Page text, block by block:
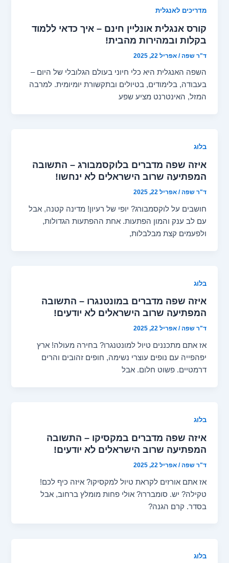
מדריכים לאנגלית
קורס אנגלית אונליין חינם – איך כדאי ללמוד
בקלות ובמהירות מהבית!
ד"ר שפה/אפריל 22, 2025
השפה האנגלית היא כלי חיוני בעולם הגלובלי של היום –
בעבודה, בלימודים, בטיולים ובתקשורת יומיומית. למרבה
המזל, האינטרנט מציע שפע
בלוג
איזה שפה מדברים בלוקסמבורג – התשובה
המפתיעה שרוב הישראלים לא ינחשו!
ד"ר שפה/אפריל 22, 2025
חושבים על לוקסמבורג? יופי של רעיון! מדינה קטנה, אבל
עם לב ענק והמון הפתעות. אחת ההפתעות הגדולות,
ולפעמים קצת מבלבלות,
בלוג
איזה שפה מדברים במונטנגרו – התשובה
המפתיעה שרוב הישראלים לא יודעים!
ד"ר שפה/אפריל 22, 2025
אז אתם מתכננים טיול למונטנגרו? בחירה מעולה! ארץ
יפהפייה עם נופים עוצרי נשימה, חופים זהובים והרים
דרמטיים. פשוט חלום. אבל
בלוג
איזה שפה מדברים במקסיקו – התשובה
המפתיעה שרוב הישראלים לא יודעים!
ד"ר שפה/אפריל 22, 2025
אז אתם אורזים לקראת טיול למקסיקו? איזה כיף לכם!
טקילה? יש. סומבררו? אולי פחות מומלץ ברחוב, אבל
בסדר. קרם הגנה?
בלוג